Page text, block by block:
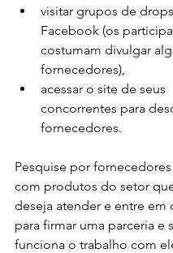
visitar grupos de
Facebook (os
costumam divulgar
fornecedores),
acessar o site de seus
concorrentes para
fornecedores.
Pesquise por
com produtos do setor
deseja atender e entre em
para firmar uma parceria e
funciona o trabalho com